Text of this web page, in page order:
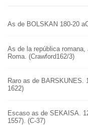
As de BOLSKAN 180-20
As de la república
Roma. (Crawford162/3)
Raro as de BARSKUNES.
1622)
Escaso as de SEKAISA.
1557). (C-37)